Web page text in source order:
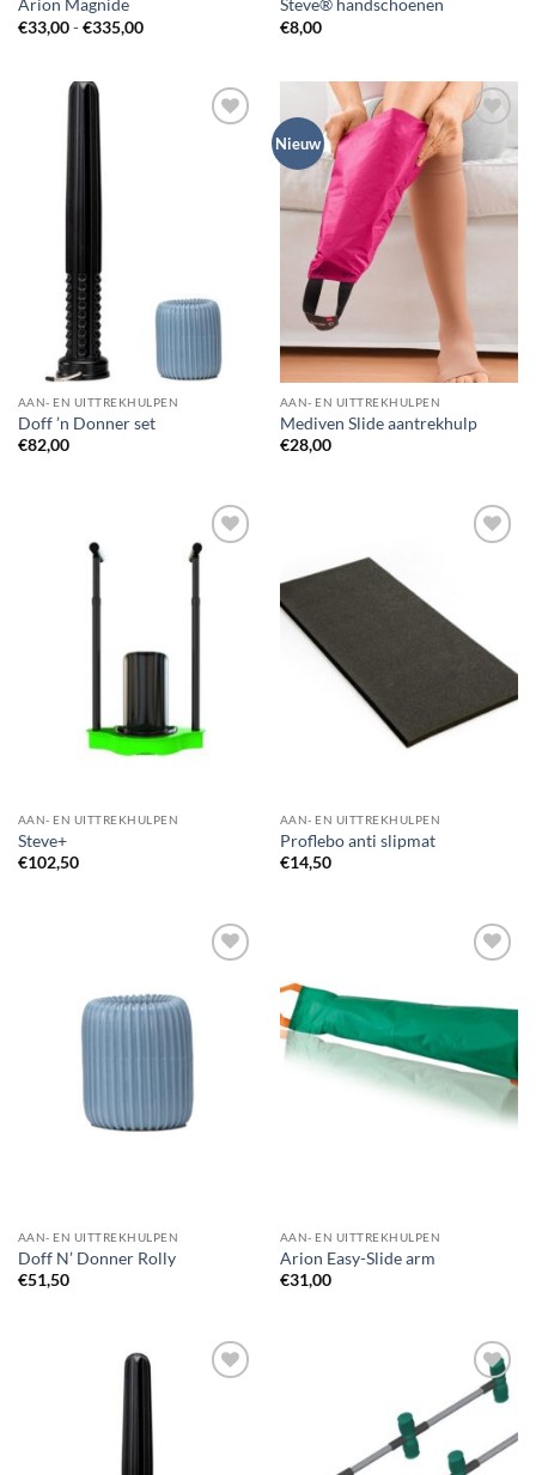
Arion Magnide
€33,00 - €335,00Prijsklasse:
Steve® handschoenen
€8,00
AAN- EN UITTREKHULPEN
Doff ’n Donner set
€82,00
Nieuw
Toevoegen
aan
wenslijst
AAN- EN UITTREKHULPEN
Mediven Slide aantrekhulp
€28,00
Toevoegen
AAN- EN UITTREKHULPEN
Steve+
€102,50
AAN- EN UITTREKHULPEN
Proflebo anti slipmat
€14,50
wenslijst
AAN- EN UITTREKHULPEN
Doff N’ Donner Rolly
€51,50
wenslijst
AAN- EN UITTREKHULPEN
Arion Easy-Slide arm
€31,00
Toevoegen
aan